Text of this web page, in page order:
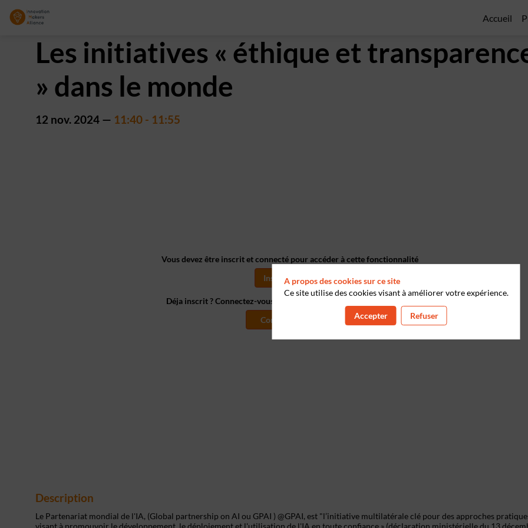
Accueil
Les initiatives « éthique et
» dans le monde
12 nov. 2024 — 11:40 - 11:55
Vous devez être inscrit et connecté pour accéder à cette fonctionnalité
Inscrivez-vous
Déja inscrit ? Connectez-vous pour personnaliser votre experience !
Connectez-vous
Description
Le Partenariat mondial de l'IA, (Global partnership on AI ou GPAI ) @GPAI, est "l’initiative multilatérale clé pour des approches
visant à promouvoir le développement, le déploiement et l'utilisation de l'IA en toute confiance » (déclaration ministérielle du 13
A propos des cookies sur ce site
Ce site utilise des cookies visant à améliorer votre expérience.
Accepter Refuser